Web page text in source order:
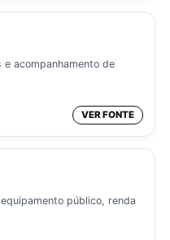
acompanhamento de
VER FONTE
público, renda